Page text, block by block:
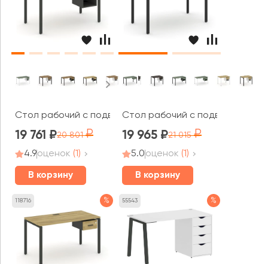
Стол рабочий с подвесной тумбой 1 открытой нишей
19 761 20 801
4.9оценок (1)
В корзину
Стол рабочий с подвесной
19 965 21 015
5.0оценок (1)
В корзину
118716 % 55543 %